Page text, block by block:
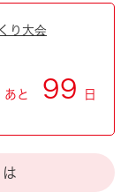
り大会
あと 99 日